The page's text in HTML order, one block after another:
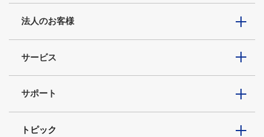
法人のお客様
サービス
サポート
トピック